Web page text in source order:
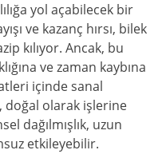
yol açabilecek bir
ve kazanç hırsı, bilek
kılıyor. Ancak, bu
ve zaman kaybına
içinde sanal
doğal olarak işlerine
dağılmışlık, uzun
etkileyebilir.